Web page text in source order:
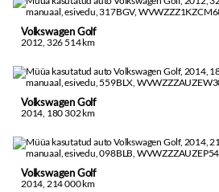
Volkswagen Golf
2012, 326 514 km
Volkswagen Golf
2014, 180 302 km
Volkswagen Golf
2014, 214 000 km